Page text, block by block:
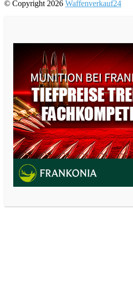
© Copyright 2026 Waffenverkauf24